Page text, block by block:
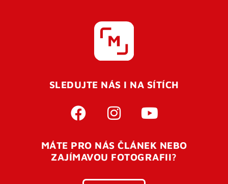
Pro úspěšné dokončení registrace je potřeba
vaší e-mailovouadresu. Po úspěšném odeslání
otevření tohoto odkazu se váš účet ověří a můžete se
přihlásit. Nezapomeňte zkontrolovat složku SPAM ve
SLEDUJTE NÁS I NA SÍTÍCH
MÁTE PRO NÁS ČLÁNEK NEBO
ZAJÍMAVOU FOTOGRAFII?